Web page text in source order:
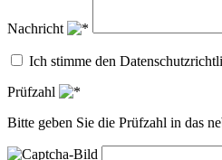
Nachricht
Ich stimme den
Prüfzahl
Bitte geben Sie die Prüfzahl in das